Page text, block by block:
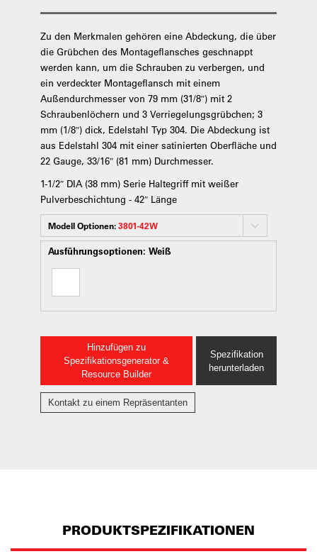
Zu den Merkmalen gehören eine Abdeckung, die über
die Grübchen des Montageflansches geschnappt
werden kann, um die Schrauben zu verbergen, und
ein verdeckter Montageflansch mit einem
Außendurchmesser von 79 mm (31/8″) mit 2
Schraubenlöchern und 3 Verriegelungsgrübchen; 3
mm (1/8″) dick, Edelstahl Typ 304. Die Abdeckung ist
aus Edelstahl 304 mit einer satinierten Oberfläche und
22 Gauge, 33/16″ (81 mm) Durchmesser.
1-1/2″ DIA (38 mm) Serie Haltegriff mit weißer
Pulverbeschichtung - 42″ Länge
Modell Optionen:3801-42W
Ausführungsoptionen: Weiß
Hinzufügen zu
Spezifikationsgenerator &
Resource Builder
Spezifikation
herunterladen
Kontakt zu einem Repräsentanten
PRODUKTSPEZIFIKATIONEN